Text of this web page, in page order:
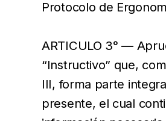
Protocolo de
ARTICULO 3° —
“Instructivo” que,
III, forma parte
presente, el cual